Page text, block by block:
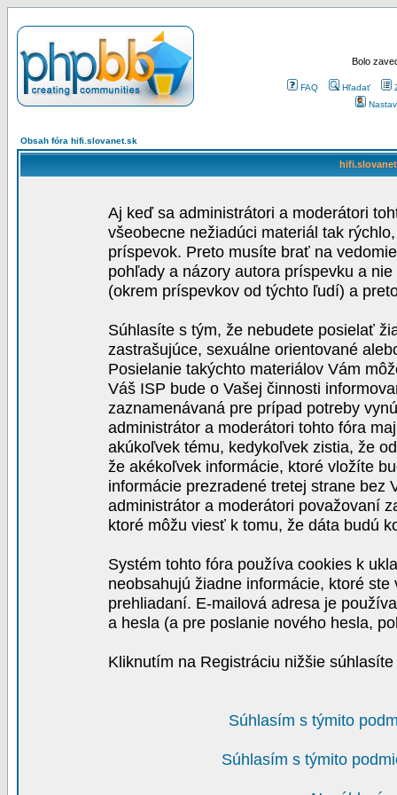
Bolo
FAQ Hľadať
Obsah fóra hifi.slovanet.sk
Aj keď sa administrátori a moderátori
všeobecne nežiadúci materiál tak
príspevok. Preto musíte brať na
pohľady a názory autora príspevku a
(okrem príspevkov od týchto ľudí) a
Súhlasíte s tým, že nebudete posielať
zastrašujúce, sexuálne orientované
Posielanie takýchto materiálov Vám
Váš ISP bude o Vašej činnosti
zaznamenávaná pre prípad potreby
administrátor a moderátori tohto fóra
akúkoľvek tému, kedykoľvek zistia, že
že akékoľvek informácie, ktoré vložíte
informácie prezradené tretej strane bez
administrátor a moderátori považovaní
ktoré môžu viesť k tomu, že dáta budú
Systém tohto fóra používa cookies k
neobsahujú žiadne informácie, ktoré
prehliadaní. E-mailová adresa je
a hesla (a pre poslanie nového hesla,
Kliknutím na Registráciu nižšie
Súhlasím s týmito
Súhlasím s týmito